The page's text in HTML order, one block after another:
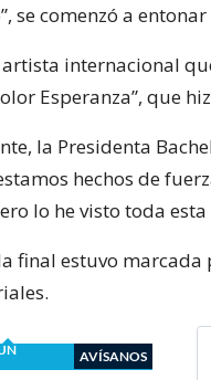
se comenzó a
internacional
Esperanza”, que
la Presidenta
hechos de
lo he visto toda esta
final estuvo
AVÍSANOS